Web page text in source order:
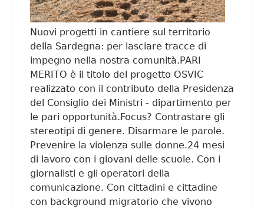
Nuovi progetti in cantiere sul territorio
della Sardegna: per lasciare tracce di
impegno nella nostra comunità.PARI
MERITO è il titolo del progetto OSVIC
realizzato con il contributo della Presidenza
del Consiglio dei Ministri - dipartimento per
le pari opportunità.Focus? Contrastare gli
stereotipi di genere. Disarmare le parole.
Prevenire la violenza sulle donne.24 mesi
di lavoro con i giovani delle scuole. Con i
giornalisti e gli operatori della
comunicazione. Con cittadini e cittadine
con background migratorio che vivono